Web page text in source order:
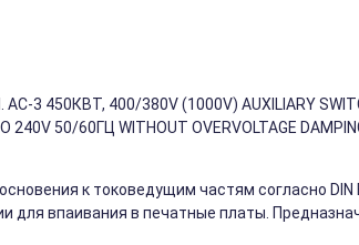
450КВТ, 400/380V (1000V) AUXILIARY
240V 50/60ГЦ WITHOUT OVERVOLTAGE
к токоведущим частям согласно
впаивания в печатные платы.